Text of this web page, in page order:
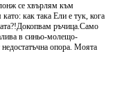
се хвърлям към
как така Ели е тук, кога
ръчица.Само
в синьо-молещо-
недостатъчна опора. Моята